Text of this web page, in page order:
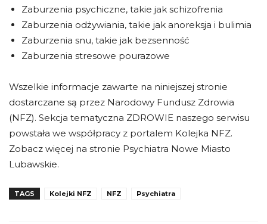
Zaburzenia psychiczne, takie jak schizofrenia
Zaburzenia odżywiania, takie jak anoreksja i bulimia
Zaburzenia snu, takie jak bezsenność
Zaburzenia stresowe pourazowe
Wszelkie informacje zawarte na niniejszej stronie
dostarczane są przez Narodowy Fundusz Zdrowia
(NFZ). Sekcja tematyczna ZDROWIE naszego serwisu
powstała we współpracy z portalem Kolejka NFZ.
Zobacz więcej na stronie Psychiatra Nowe Miasto
Lubawskie.
TAGS Kolejki NFZ NFZ Psychiatra